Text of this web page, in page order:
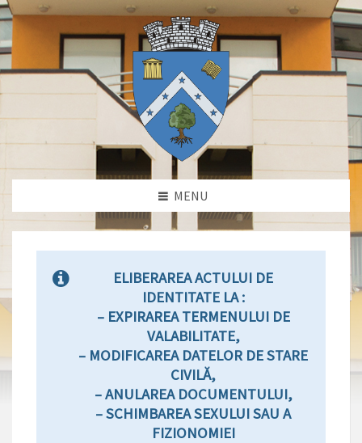
MENU
ELIBERAREA ACTULUI DE
IDENTITATE LA :
– EXPIRAREA TERMENULUI DE
VALABILITATE,
– MODIFICAREA DATELOR DE STARE
CIVILĂ,
– ANULAREA DOCUMENTULUI,
– SCHIMBAREA SEXULUI SAU A
FIZIONOMIEI